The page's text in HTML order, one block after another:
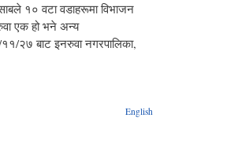
१० वटा वडाहरूमा विभाजन
एक हो भने अन्य
११/२७ बाट इनरुवा नगरपालिका,
English